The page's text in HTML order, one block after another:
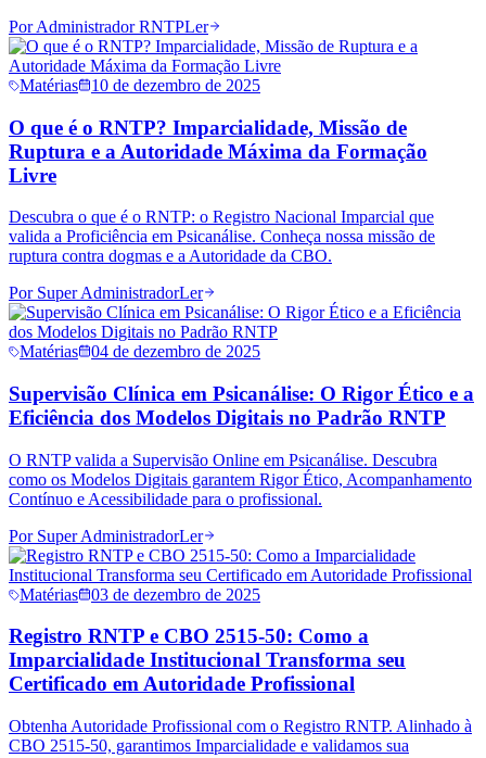
PorAdministrador RNTPLer
Matérias 10 de dezembro de 2025
O que é o RNTP? Imparcialidade, Missão de
Ruptura e a Autoridade Máxima da Formação
Livre
Descubra o que é o RNTP: o Registro Nacional Imparcial que
valida a Proficiência em Psicanálise. Conheça nossa missão de
ruptura contra dogmas e a Autoridade da CBO.
Por Super AdministradorLer
Matérias 04 de dezembro de 2025
Supervisão Clínica em Psicanálise: O Rigor Ético e a
Eficiência dos Modelos Digitais no Padrão RNTP
O RNTP valida a Supervisão Online em Psicanálise. Descubra
como os Modelos Digitais garantem Rigor Ético, Acompanhamento
Contínuo e Acessibilidade para o profissional.
Por Super AdministradorLer
Matérias 03 de dezembro de 2025
Registro RNTP e CBO 2515-50: Como a
Imparcialidade Institucional Transforma seu
Certificado em Autoridade Profissional
Obtenha Autoridade Profissional com o Registro RNTP. Alinhado à
CBO 2515-50, garantimos Imparcialidade e validamos sua